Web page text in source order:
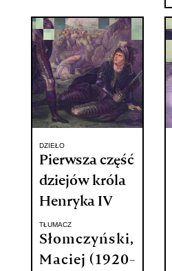
DZIEŁO
Pierwsza część
dziejów króla
Henryka IV
TŁUMACZ
Słomczyński,
Maciej (1920-